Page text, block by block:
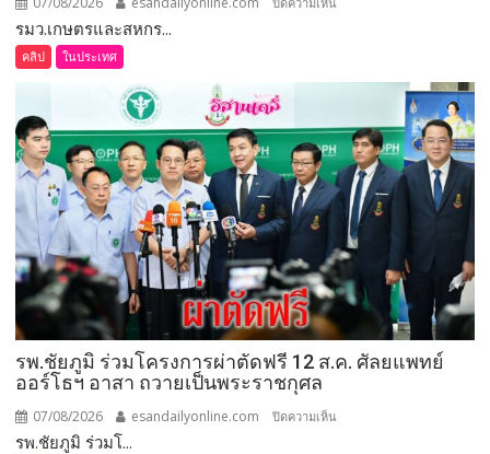
สหกรณ์
ลงพื้น
ที่
จังหวัด
เลย
มอบ
5
สั่ง
การ
รมว.เกษตรและสหกร...
คลิป ในประเทศ
รพ.ชัยภูมิ ร่วมโครงการผ่าตัดฟรี 12 ส.ค. ศัลยแพทย์
ออร์โธฯ อาสา ถวายเป็นพระราชกุศล
07/08/2026 esandailyonline.com ปิดความเห็น
รพ.ชัยภูมิ ร่วมโ...